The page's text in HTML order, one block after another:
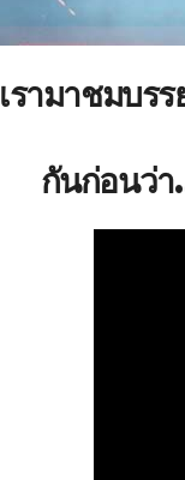
เรามาชมบร
กันก่อนว่า